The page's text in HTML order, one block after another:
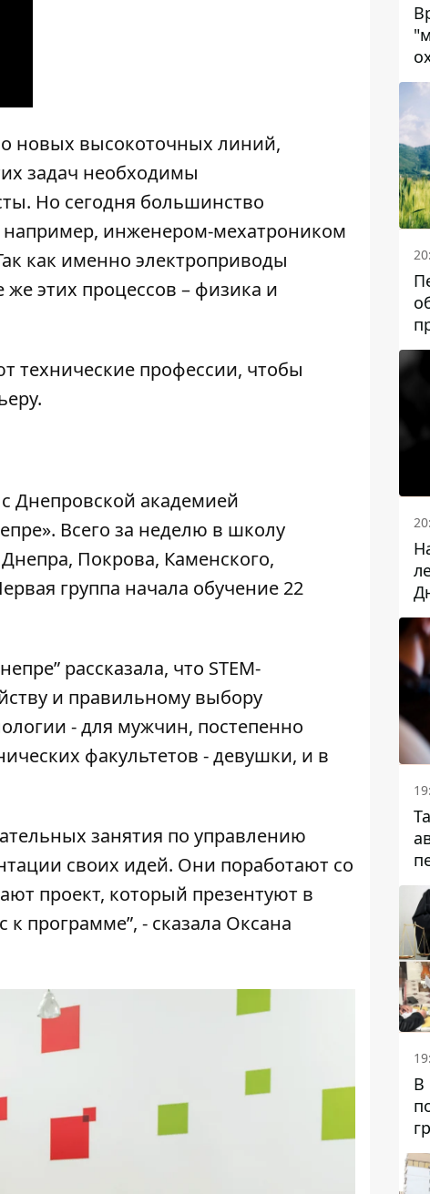
новых высокоточных линий,
задач необходимы
Но сегодня большинство
например, инженером-мехатроником
как именно электроприводы
этих процессов – физика и
технические профессии, чтобы
Днепровской академией
Всего за неделю в школу
Покрова, Каменского,
группа начала обучение 22
рассказала, что STEM-
и правильному выбору
- для мужчин, постепенно
факультетов - девушки, и в
занятия по управлению
своих идей. Они поработают со
проект, который презентуют в
программе”, - сказала Оксана
В